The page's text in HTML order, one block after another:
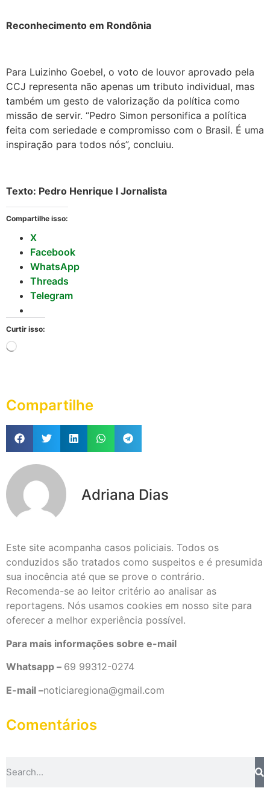
Reconhecimento em Rondônia
Para Luizinho Goebel, o voto de louvor aprovado pela
CCJ representa não apenas um tributo individual, mas
também um gesto de valorização da política como
missão de servir. “Pedro Simon personifica a política
feita com seriedade e compromisso com o Brasil. É uma
inspiração para todos nós”, concluiu.
Texto: Pedro Henrique I Jornalista
Compartilhe isso:
X
Facebook
WhatsApp
Threads
Telegram
Curtir isso:
Compartilhe
Adriana Dias
Este site acompanha casos policiais. Todos os
conduzidos são tratados como suspeitos e é presumida
sua inocência até que se prove o contrário.
Recomenda-se ao leitor critério ao analisar as
reportagens. Nós usamos cookies em nosso site para
oferecer a melhor experiência possível.
Para mais informações sobre e-mail
Whatsapp – 69 99312-0274
E-mail –noticiaregiona@gmail.com
Comentários